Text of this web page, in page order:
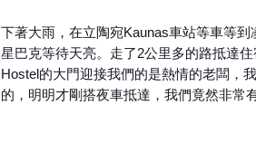
下著大雨，在立陶宛Kaunas車站等車等
星巴克等待天亮。走了2公里多的路抵達
Hostel的大門迎接我們的是熱情的老闆，
的，明明才剛搭夜車抵達，我們竟然非常